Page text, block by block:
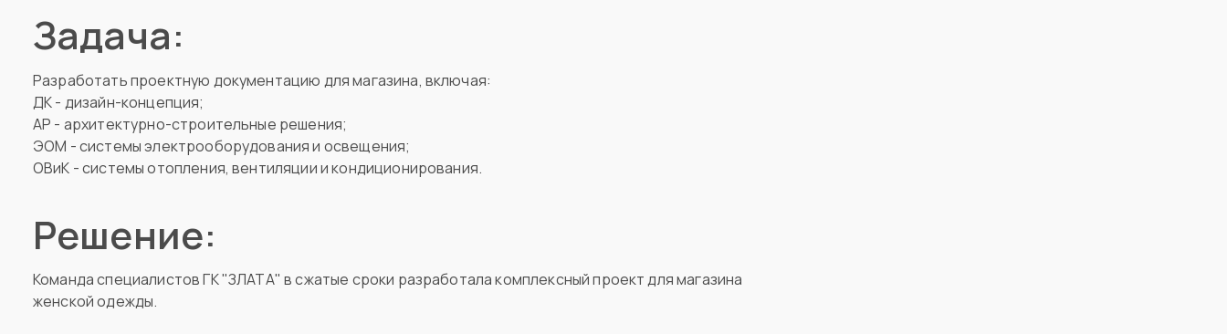
Задача:
Разработать проектную документацию для магазина, включая:
ДК - дизайн-концепция;
АР - архитектурно-строительные решения;
ЭОМ - системы электрооборудования и освещения;
ОВиК - системы отопления, вентиляции и кондиционирования.
Решение:
Команда специалистов ГК "ЗЛАТА" в сжатые сроки разработала комплексный проект для магазина
женской одежды.